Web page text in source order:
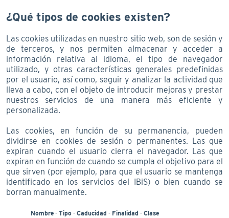
¿Qué tipos de cookies existen?
Las cookies utilizadas en nuestro sitio web, son de sesión y
de terceros, y nos permiten almacenar y acceder a
información relativa al idioma, el tipo de navegador
utilizado, y otras características generales predefinidas
por el usuario, así como, seguir y analizar la actividad que
lleva a cabo, con el objeto de introducir mejoras y prestar
nuestros servicios de una manera más eficiente y
personalizada.
Las cookies, en función de su permanencia, pueden
dividirse en cookies de sesión o permanentes. Las que
expiran cuando el usuario cierra el navegador. Las que
expiran en función de cuando se cumpla el objetivo para el
que sirven (por ejemplo, para que el usuario se mantenga
identificado en los servicios del IBiS) o bien cuando se
borran manualmente.
Nombre - Tipo - Caducidad - Finalidad - Clase